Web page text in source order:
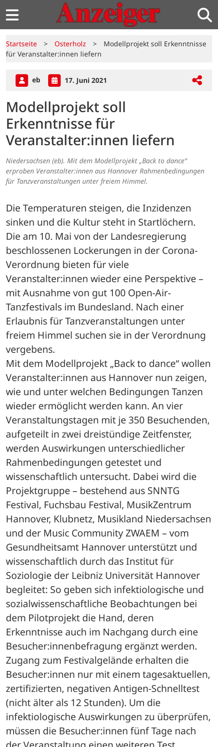
Startseite > Osterholz >
Modellprojekt soll Erkenntnisse
für Veranstalter:innen liefern
eb 17. Juni 2021
Modellprojekt soll
Erkenntnisse für
Veranstalter:innen liefern
Niedersachsen (eb). Mit dem Modellprojekt „Back to dance“
erproben Veranstalter:innen aus Hannover Rahmenbedingungen
für Tanzveranstaltungen unter freiem Himmel.
Die Temperaturen steigen, die Inzidenzen
sinken und die Kultur steht in Startlöchern.
Die am 10. Mai von der Landesregierung
beschlossenen Lockerungen in der Corona-
Verordnung bieten für viele
Veranstalter:innen wieder eine Perspektive –
mit Ausnahme von gut 100 Open-Air-
Tanzfestivals im Bundesland. Nach einer
Erlaubnis für Tanzveranstaltungen unter
freiem Himmel suchen sie in der Verordnung
vergebens.
Mit dem Modellprojekt „Back to dance“ wollen
Veranstalter:innen aus Hannover nun zeigen,
wie und unter welchen Bedingungen Tanzen
wieder ermöglicht werden kann. An vier
Veranstaltungstagen mit je 350 Besuchenden,
aufgeteilt in zwei dreistündige Zeitfenster,
werden Auswirkungen unterschiedlicher
Rahmenbedingungen getestet und
wissenschaftlich untersucht. Dabei wird die
Projektgruppe – bestehend aus SNNTG
Festival, Fuchsbau Festival, MusikZentrum
Hannover, Klubnetz, Musikland Niedersachsen
und der Music Community ZWAEM – vom
Gesundheitsamt Hannover unterstützt und
wissenschaftlich durch das Institut für
Soziologie der Leibniz Universität Hannover
begleitet: So geben sich infektiologische und
sozialwissenschaftliche Beobachtungen bei
dem Pilotprojekt die Hand, deren
Erkenntnisse auch im Nachgang durch eine
Besucher:innenbefragung ergänzt werden.
Zugang zum Festivalgelände erhalten die
Besucher:innen nur mit einem tagesaktuellen,
zertifizierten, negativen Antigen-Schnelltest
(nicht älter als 12 Stunden). Um die
infektiologische Auswirkungen zu überprüfen,
müssen die Besucher:innen fünf Tage nach